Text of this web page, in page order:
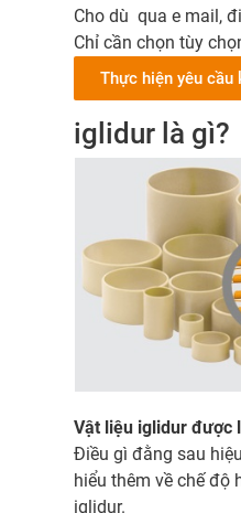
Cho dù qua e mail,
Chỉ cần chọn tùy
Thực hiện yêu cầu
iglidur là gì?
Vật liệu iglidur được
Điều gì đằng sau
hiểu thêm về chế độ
iglidur.